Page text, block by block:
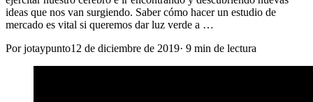
ideas que nos van surgiendo. Saber cómo hacer un estudio de
mercado es vital si queremos dar luz verde a …
Porjotaypunto12 de diciembre de 2019· 9 min de lectura